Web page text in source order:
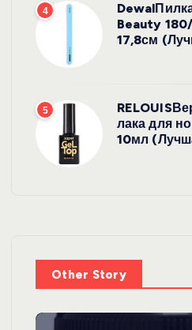
4
Beauty
17,8см
5
лака для
10мл
Other Story